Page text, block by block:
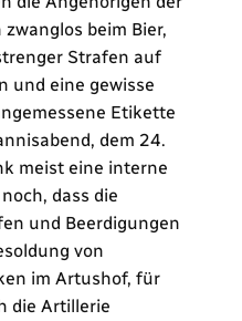
beim Bier,
Strafen auf
und eine gewisse
Etikette
dem 24.
meist eine interne
dass die
und Beerdigungen
von
im Artushof, für
die Artillerie